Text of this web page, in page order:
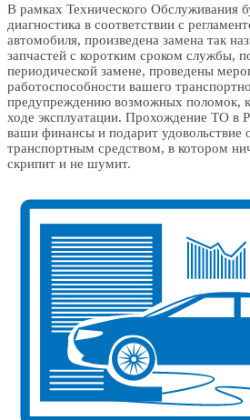
В рамках Технического Обслуживания
диагностика в соответствии с
автомобиля, произведена замена так
запчастей с коротким сроком службы,
периодической замене, проведены
работоспособности вашего
предупреждению возможных поломок,
ходе эксплуатации. Прохождение ТО в
ваши финансы и подарит удовольствие
транспортным средством, в котором
скрипит и не шумит.